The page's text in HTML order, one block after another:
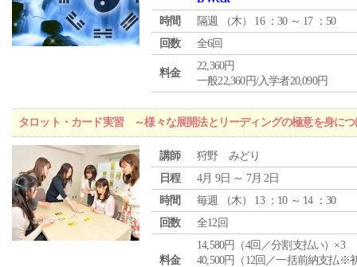
時間
隔週 （木） 16 ：30 ～ 17 ：50
回数
全6回
料金
22,360円
一般22,360円/入学者20,090円
タロット・カード実習 ～様々な展開法とリーディングの極意を身につ
講師
狩野 みどり
日程
4月 9日 ～ 7月 2日
時間
毎週 （木） 13 ：10 ～ 14 ：30
回数
全12回
料金
14,580円（4回／分割支払い）×3
40,500円（12回／一括前納支払※